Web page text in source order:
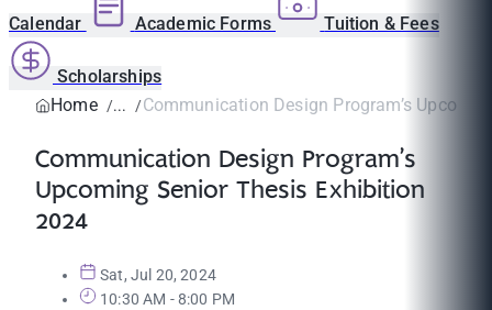
Calendar Academic Forms Tuition & Fees
Scholarships
Home
Communication Design Program’s
Communication Design Program’s
Upcoming Senior Thesis Exhibition
2024
Sat, Jul 20, 2024
10:30 AM - 8:00 PM